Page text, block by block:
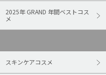
2025年 GRAND 年間ベストコス
メ
スキンケアコスメ